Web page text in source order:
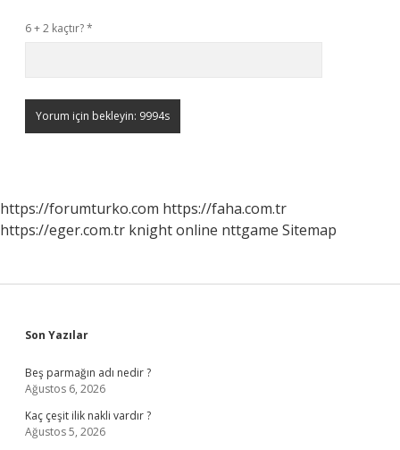
6 + 2 kaçtır?*
https://forumturko.com https://faha.com.tr
https://eger.com.tr knight online nttgame Sitemap
Sidebar
Son Yazılar
Beş parmağın adı nedir ?
Ağustos 6, 2026
Kaç çeşit ilik nakli vardır ?
Ağustos 5, 2026